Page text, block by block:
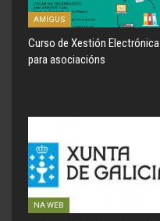
AMIGUS
Curso de Xestión Electrónica
para asociacións
NA WEB